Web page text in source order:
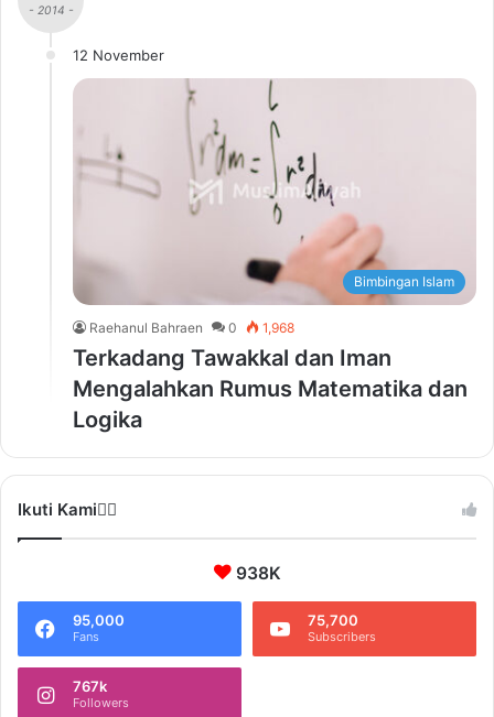
- 2014 -
12 November
Bimbingan Islam
Raehanul Bahraen 0 1,968
Terkadang Tawakkal dan Iman
Mengalahkan Rumus Matematika dan
Logika
Ikuti Kami❤️‍🔥
938K
95,000
Fans
75,700
Subscribers
767k
Followers